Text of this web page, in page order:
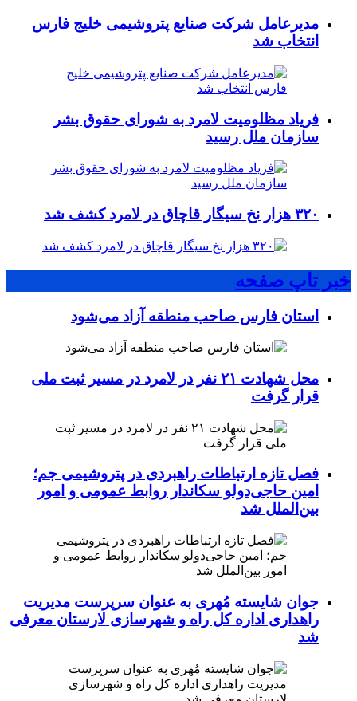
مدیرعامل شرکت صنایع پتروشیمی خلیج فارس
انتخاب شد
فریاد مظلومیت لامرد به شورای حقوق بشر
سازمان ملل رسید
۳۲۰ هزار نخ سیگار قاچاق در لامرد کشف شد
خبر تاپ صفحه
استان فارس صاحب منطقه آزاد می‌شود
محل شهادت ۲۱ نفر در لامرد در مسیر ثبت ملی
قرار گرفت
فصل تازه ارتباطات راهبردی در پتروشیمی جم؛
امین حاجی‌دولو سکاندار روابط عمومی و امور
بین‌الملل شد
جوان شایسته مُهری به عنوان سرپرست مدیریت
راهداری اداره کل راه و شهرسازی لارستان معرفی
شد